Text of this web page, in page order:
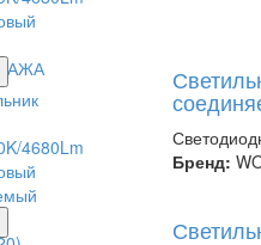
Бренд: